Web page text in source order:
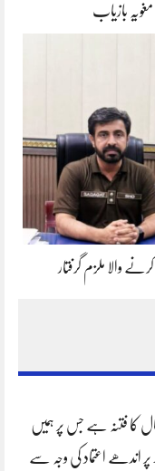
والا ملزم گرفتار
کا فتنہ ہے جس پر ہمیں
فتح حاصل ہو گی،AI پر اندھے اعتماد کی وجہ سے